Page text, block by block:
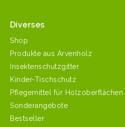
Diverses
Shop
Produkte aus Arvenholz
Insektenschutzgitter
Kinder-Tischschutz
Pflegemittel für Holzoberflächen
Sonderangebote
Bestseller